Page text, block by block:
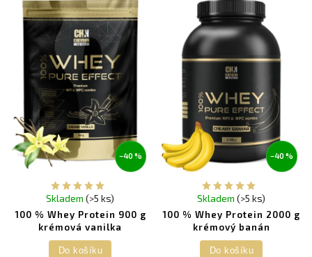
–40 %
100 % Whey Protein 900 g
krémová vanilka
Skladem(>5 ks)
Do košíku
–40 %
100 % Whey Protein 2000 g
krémový banán
Skladem(>5 ks)
Do košíku